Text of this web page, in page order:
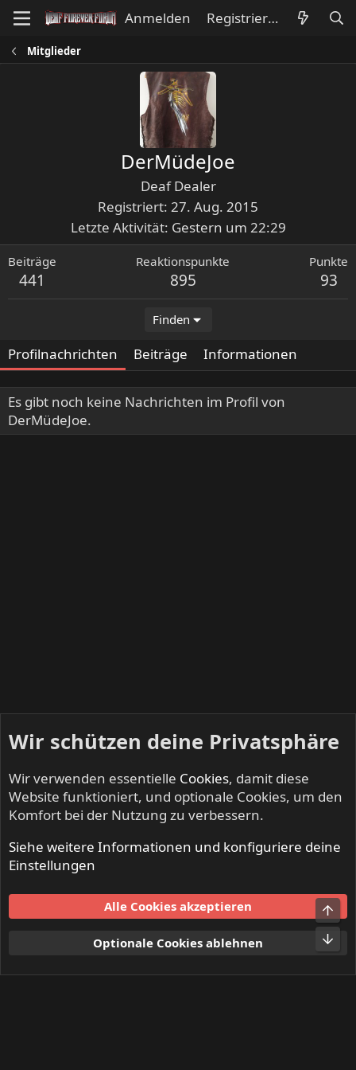
Anmelden Registrieren
Mitglieder
DerMüdeJoe
Deaf Dealer
Registriert 27. Aug. 2015
Letzte Aktivität Gestern um 22:29
Beiträge
441
Reaktionspunkte
895
Punkte
93
Finden
Profilnachrichten Beiträge Informationen
Es gibt noch keine Nachrichten im Profil von
DerMüdeJoe.
Mitglieder
Nutzungsbedingungen
Datenschutz
S
Wir schützen deine Privatsphäre
Wir verwenden essentielle Cookies, damit diese
Website funktioniert, und optionale Cookies, um den
Komfort bei der Nutzung zu verbessern.
Siehe weitere Informationen und konfiguriere deine
Einstellungen
Alle Cookies akzeptieren
Optionale Cookies ablehnen